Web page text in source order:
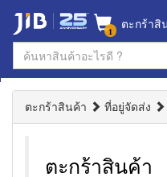
1 ตะกร้าสิ
ตะกร้าสินค้า ที่อยู่จัดส่ง
ตะกร้าสินค้า